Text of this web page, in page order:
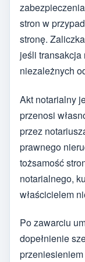
stron w
stronę.
jeśli transakcja
niezależnych
Akt notarialny
przenosi
przez
prawnego
tożsamość
notarialnego,
właścicielem
Po zawarciu
dopełnienie